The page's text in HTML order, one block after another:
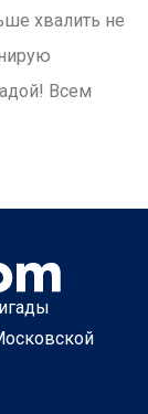
хвалить не
Всем